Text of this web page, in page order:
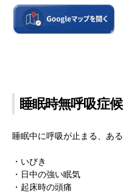
睡眠時無呼吸症
睡眠中に呼吸が止まる、あ
・いびき
・日中の強い眠気
・起床時の頭痛